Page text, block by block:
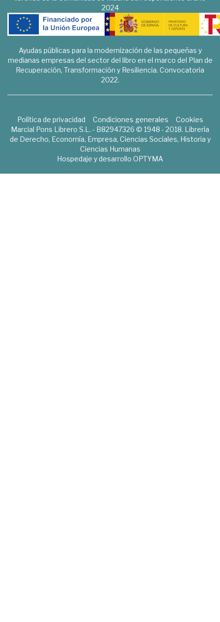
2024
Ayudas públicas para la modernización de las pequeñas y
medianas empresas del sector del libro en el marco del Plan de
Recuperación, Transformación y Resiliencia. Convocatoria
2022.
Política de privacidad Condiciones generales
Cookies
Marcial Pons Librero S.L. - B82947326 © 1948 - 2018. Librería
de Derecho, Economía, Empresa, Ciencias Sociales, Historia y
Ciencias Humanas
Hospedaje y desarrollo OPTYMA